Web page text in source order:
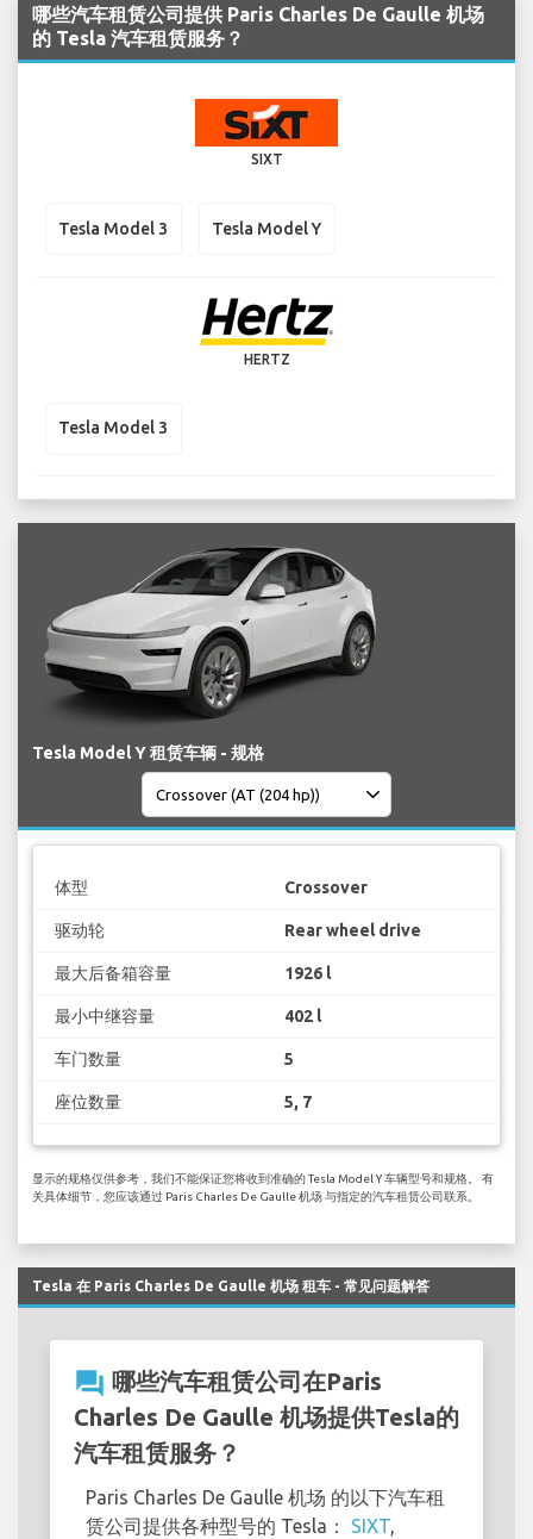
哪些汽车租赁公司提供 Paris Charles De Gaulle 机场
的 Tesla 汽车租赁服务？
SIXT
Tesla Model 3 Tesla Model Y
HERTZ
Tesla Model 3
Tesla Model Y 租赁车辆 - 规格
体型 Crossover
驱动轮 Rear wheel drive
最大后备箱容量 1926 l
最小中继容量 402 l
车门数量 5
座位数量 5, 7
显示的规格仅供参考，我们不能保证您将收到准确的 Tesla Model Y 车辆型号和规格。 有
关具体细节，您应该通过 Paris Charles De Gaulle 机场 与指定的汽车租赁公司联系。
Tesla 在 Paris Charles De Gaulle 机场 租车 - 常见问题解答
question_answer 哪些汽车租赁公司在Paris
Charles De Gaulle 机场提供Tesla的
汽车租赁服务？
Paris Charles De Gaulle 机场 的以下汽车租
赁公司提供各种型号的 Tesla： SIXT,